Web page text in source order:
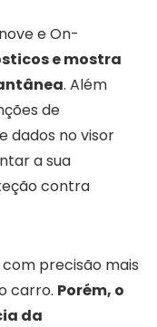
e On-
e mostra
. Além
de
dados no visor
a sua
contra
com precisão mais
carro. Porém, o
da